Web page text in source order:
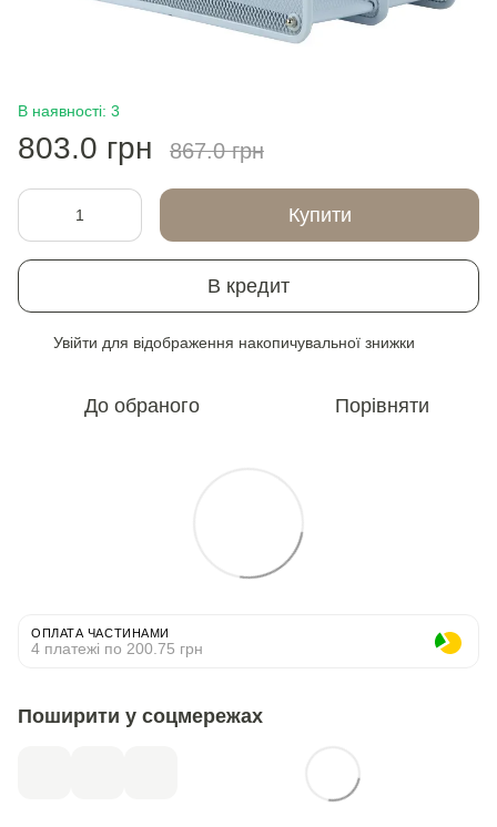
В наявності: 3
803.0 грн 867.0 грн
Купити
В кредит
Увійти для відображення накопичувальної знижки
До обраного Порівняти
ОПЛАТА ЧАСТИНАМИ
4 платежі по 200.75 грн
Поширити у соцмережах